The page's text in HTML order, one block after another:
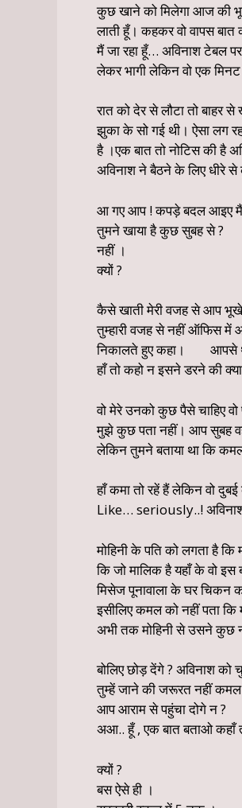
कुछ खाने को मिलेगा आज की
लाती हूँ। कहकर वो वापस
मैं जा रहा हूँ… अविनाश टेबल
लेकर भागी लेकिन वो एक
रात को देर से लौटा तो बाहर
झुका के सो गई थी। ऐसा लग
है ।एक बात तो नोटिस की है
अविनाश ने बैठने के लिए धीरे
आ गए आप ! कपड़े बदल आइए मैं
तुमने खाया है कुछ सुबह से ?
नहीं ।
क्यों ?
कैसे खाती मेरी वजह से आप
तुम्हारी वजह से नहीं ऑफिस में
निकालते हुए कहा। आपसे
हाँ तो कहो न इसने डरने की
वो मेरे उनको कुछ पैसे चाहिए
मुझे कुछ पता नहीं। आप सुबह
लेकिन तुमने बताया था कि
हाँ कमा तो रहें हैं लेकिन वो
Like… seriously..! अविनाश
मोहिनी के पति को लगता है कि
कि जो मालिक है यहाँ के वो
मिसेज पूनावाला के घर चिकन
इसीलिए कमल को नहीं पता
अभी तक मोहिनी से उसने कुछ
बोलिए छोड़ देंगे ? अविनाश को
तुम्हें जाने की जरूरत नहीं
आप आराम से पहुंचा दोगे न ?
अआ.. हूँ , एक बात बताओ कहाँ
क्यों ?
बस ऐसे ही ।